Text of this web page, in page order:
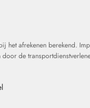
het afrekenen berekend.
de